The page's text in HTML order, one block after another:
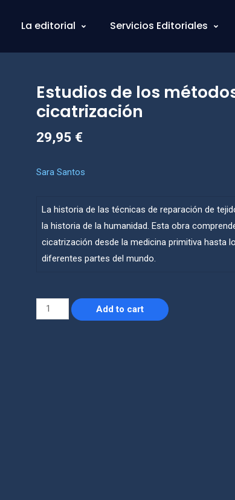
La editorial Servicios Editoriales
Estudios de los
cicatrización
29,95 €
Sara Santos
La historia de las técnicas de reparación de
la historia de la humanidad. Esta obra
cicatrización desde la medicina primitiva hasta
diferentes partes del mundo.
Add to cart